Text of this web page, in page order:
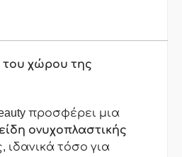
του χώρου της
προσφέρει μια
είδη ονυχοπλαστικής
ιδανικά τόσο για